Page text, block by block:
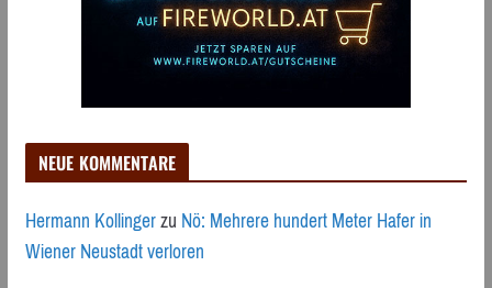
NEUE KOMMENTARE
Hermann KollingerzuNö: Mehrere hundert Meter Hafer in
Wiener Neustadt verloren